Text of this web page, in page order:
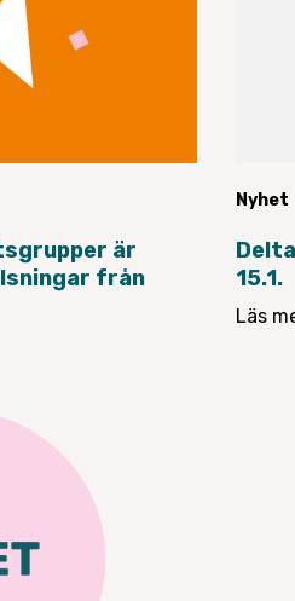
är
från
Nyhet
15.1.
Läs